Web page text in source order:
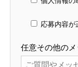
応募内容が
任意その他の